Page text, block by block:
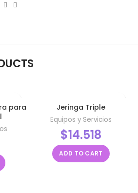
para
Jeringa Triple
Equipos y Servicios
$14.518
ADD TO CART